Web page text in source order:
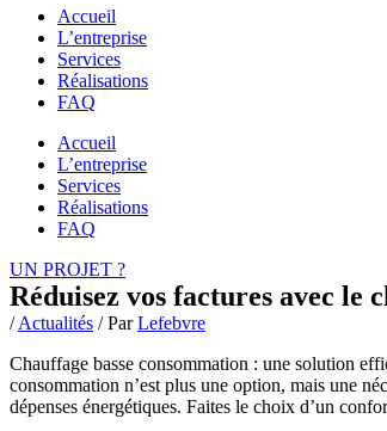
Accueil
L’entreprise
Services
Réalisations
FAQ
Accueil
L’entreprise
Services
Réalisations
FAQ
UN PROJET ?
Réduisez vos factures avec le
/Actualités / ParLefebvre
Chauffage basse consommation : une solution
consommation n’est plus une option, mais une
dépenses énergétiques. Faites le choix d’un